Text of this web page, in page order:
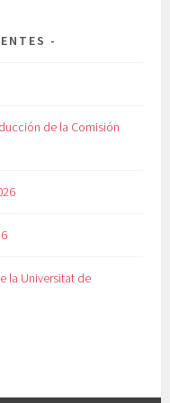
de la Comisión
la Universitat de